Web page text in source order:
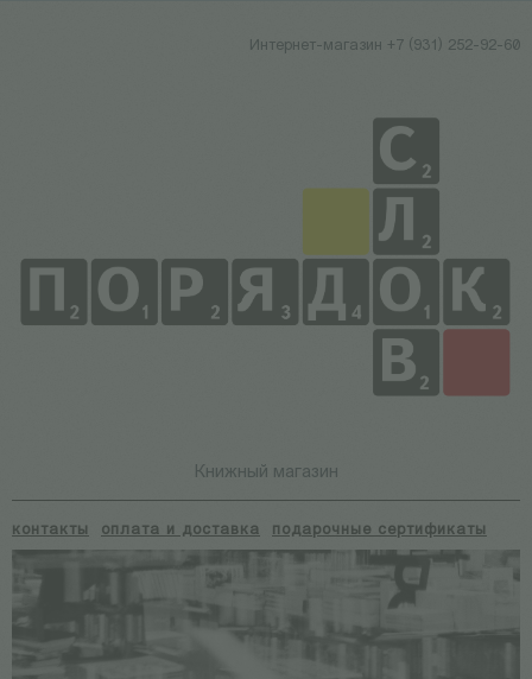
Интернет-магазин +7 (931) 252-92-60
Книжный магазин
контакты оплата и доставка подарочные сертификаты